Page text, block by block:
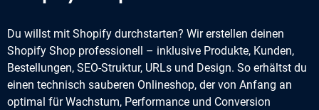
Du willst mit Shopify durchstarten? Wir erstellen deinen
Shopify Shop professionell – inklusive Produkte, Kunden,
Bestellungen, SEO-Struktur, URLs und Design. So erhältst du
einen technisch sauberen Onlineshop, der von Anfang an
optimal für Wachstum, Performance und Conversion